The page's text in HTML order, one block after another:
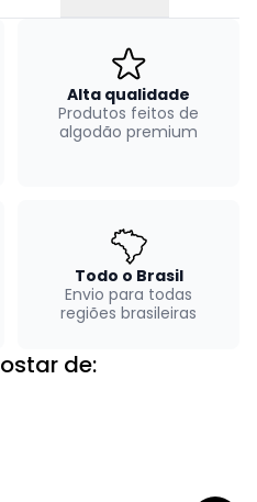
Alta qualidade
Produtos feitos de
algodão premium
Todo o Brasil
Envio para todas
regiões brasileiras
de: